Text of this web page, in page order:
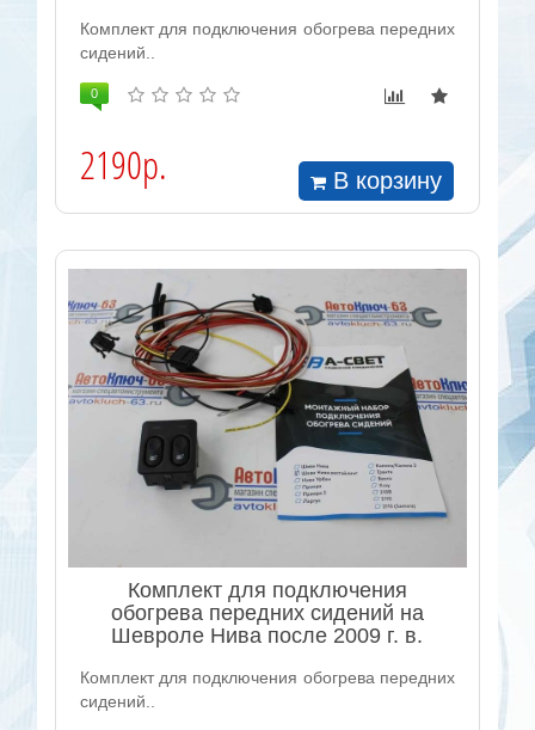
Комплект для подключения обогрева передних
сидений..
0
2190р. В корзину
Комплект для подключения
обогрева передних сидений на
Шевроле Нива после 2009 г. в.
Комплект для подключения обогрева передних
сидений..